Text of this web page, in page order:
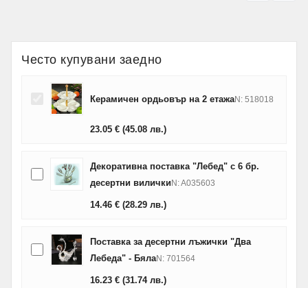
Често купувани заедно
Керамичен ордьовър на 2 етажаN: 518018
23.05 € (45.08 лв.)
Декоративна поставка "Лебед" с 6 бр.
десертни вилички N: A035603
14.46 € (28.29 лв.)
Поставка за десертни лъжички "Два
Лебеда" - БялаN: 701564
16.23 € (31.74 лв.)